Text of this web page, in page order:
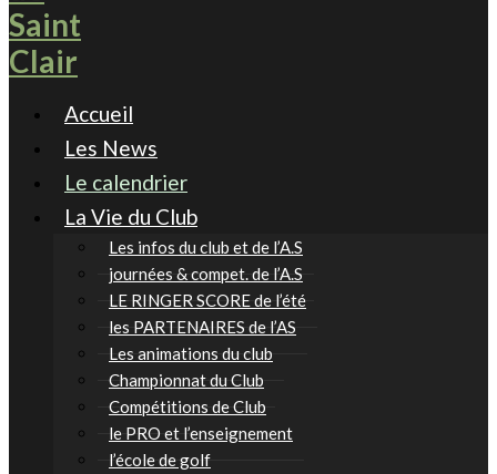
Accueil
Les News
Le calendrier
La Vie du Club
Les infos du club et de l’A.S
journées & compet. de l’A.S
LE RINGER SCORE de l’été
les PARTENAIRES de l’AS
Les animations du club
Championnat du Club
Compétitions de Club
le PRO et l’enseignement
l’école de golf